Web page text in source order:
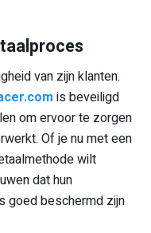
van zijn klanten.
is beveiligd
om ervoor te zorgen
Of je nu met een
wilt
dat hun
goed beschermd zijn